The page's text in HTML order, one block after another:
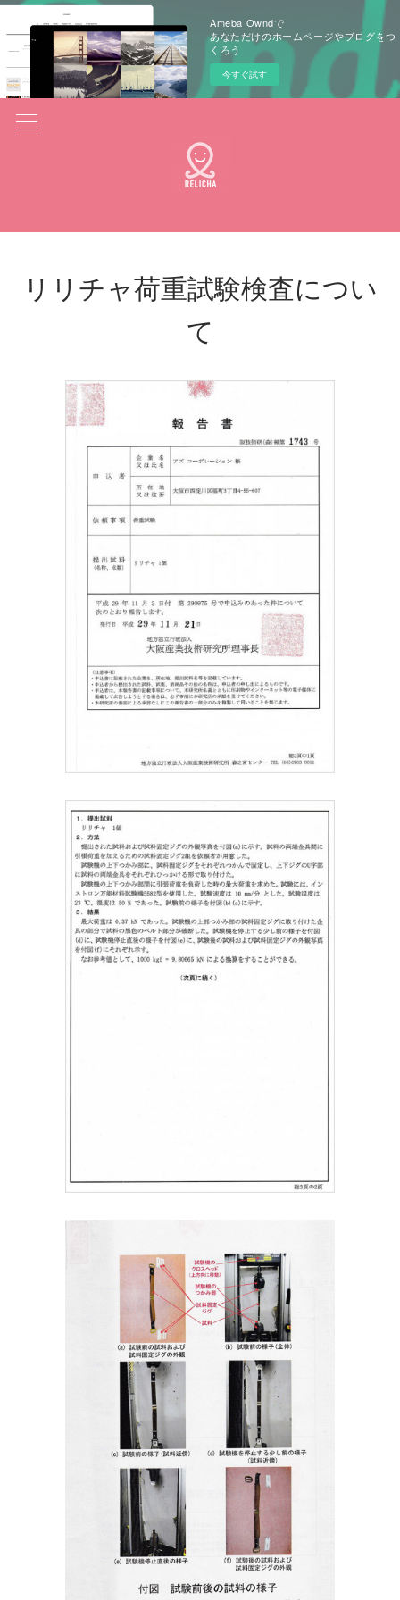
Ameba Owndで
あなただけのホームページやブログをつ
くろう
今すぐ試す
リリチャ荷重試験検査につい
て